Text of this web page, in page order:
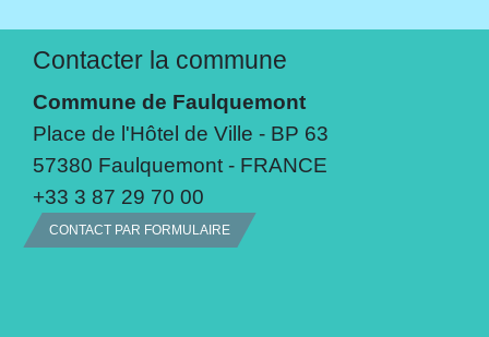
Contacter la commune
Commune de Faulquemont
Place de l'Hôtel de Ville - BP 63
57380 Faulquemont - FRANCE
+33 3 87 29 70 00
CONTACT PAR FORMULAIRE